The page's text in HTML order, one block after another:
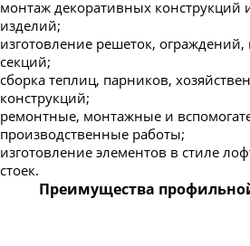
монтаж декоративных конструкций
изделий;
изготовление решеток,
секций;
сборка теплиц, парников,
конструкций;
ремонтные, монтажные и
производственные работы;
изготовление элементов в стиле
стоек.
Преимущества